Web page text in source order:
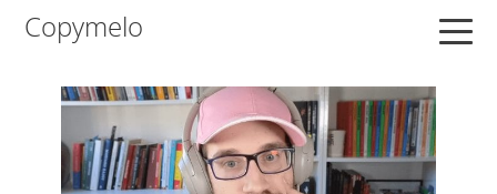
Saltar
navegación
principal
Saltar
contenido
principal
Saltar
principal
Copymelo